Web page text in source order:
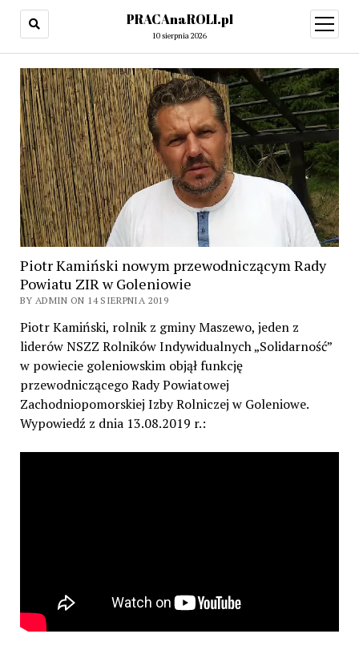
PRACAnaROLI.pl
10 sierpnia 2026
open
menu
Piotr Kamiński nowym przewodniczącym Rady
Powiatu ZIR w Goleniowie
BY ADMIN ON 14 SIERPNIA 2019
Piotr Kamiński, rolnik z gminy Maszewo, jeden z
liderów NSZZ Rolników Indywidualnych „Solidarność”
w powiecie goleniowskim objął funkcję
przewodniczącego Rady Powiatowej
Zachodniopomorskiej Izby Rolniczej w Goleniowe.
Wypowiedź z dnia 13.08.2019 r.: